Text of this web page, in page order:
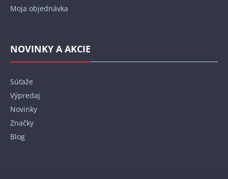
Moja objednávka
NOVINKY A AKCIE
Súťaže
Výpredaj
Novinky
Značky
Blog